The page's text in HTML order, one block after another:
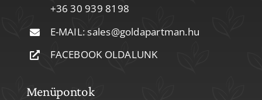
+36 30 939 8198
E-MAIL:sales@goldapartman.hu
FACEBOOK OLDALUNK
Menüpontok